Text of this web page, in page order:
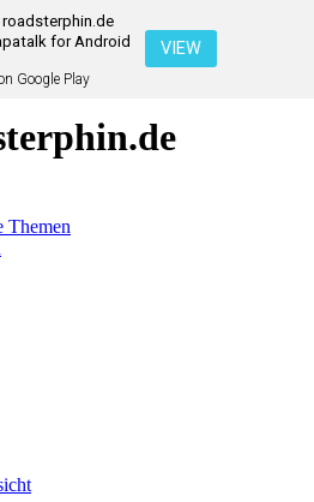
for Android
Google Play
VIEW
Themen